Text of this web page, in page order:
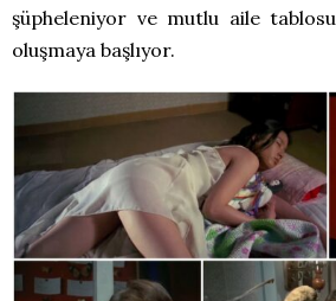
şüpheleniyor ve mutlu aile
oluşmaya başlıyor.